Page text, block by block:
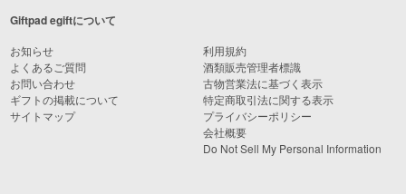
Giftpad egiftについて
お知らせ
よくあるご質問
お問い合わせ
ギフトの掲載について
サイトマップ
利用規約
酒類販売管理者標識
古物営業法に基づく表示
特定商取引法に関する表示
プライバシーポリシー
会社概要
Do Not Sell My Personal Information